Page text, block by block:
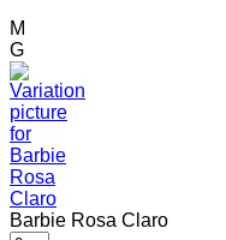
M
G
Barbie Rosa Claro